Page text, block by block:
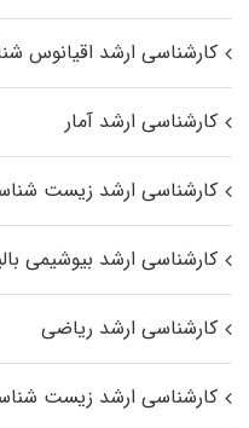
کارشناسی ارشد اقیانوس‌
کارشناسی ارشد آمار
کارشناسی ارشد زیست
کارشناسی ارشد بیوشیمی
کارشناسی ارشد ریاضی
کارشناسی ارشد زیست‌